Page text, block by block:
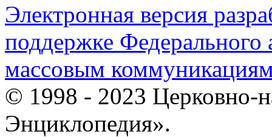
Электронная версия
поддержке Федерального
массовым
© 1998 - 2023 Церковно-
Энциклопедия».